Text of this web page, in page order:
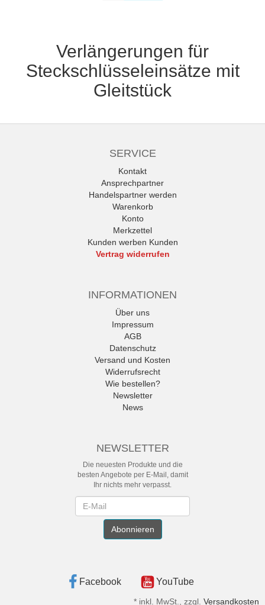
Verlängerungen für
Steckschlüsseleinsätze mit
Gleitstück
SERVICE
Kontakt
Ansprechpartner
Handelspartner werden
Warenkorb
Konto
Merkzettel
Kunden werben Kunden
Vertrag widerrufen
INFORMATIONEN
Über uns
Impressum
AGB
Datenschutz
Versand und Kosten
Widerrufsrecht
Wie bestellen?
Newsletter
News
NEWSLETTER
Die neuesten Produkte und die
besten Angebote per E-Mail, damit
Ihr nichts mehr verpasst.
Abonnieren
Facebook YouTube
* inkl. MwSt., zzgl. Versandkosten